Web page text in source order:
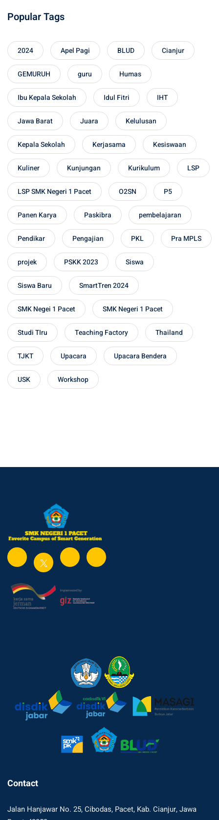
Popular Tags
2024 Apel Pagi BLUD Cianjur
GEMURUH guru Humas
Ibu Kepala Sekolah Idul Fitri IHT
Jawa Barat Juara Kelulusan
Kepala Sekolah Kerjasama Kesiswaan
Kuliner Kunjungan Kurikulum LSP
LSP SMK Negeri 1 Pacet O2SN P5
Panen Karya Paskibra pembelajaran
Pendikar Pengajian PKL Pra MPLS
projek PSKK 2023 Siswa
Siswa Baru SmartTren 2024
SMK Negei 1 Pacet SMK Negeri 1 Pacet
Studi TIru Teaching Factory Thailand
TJKT Upacara Upacara Bendera
USK Workshop
Contact
Jalan Hanjawar No. 25, Cibodas, Pacet, Kab. Cianjur, Jawa